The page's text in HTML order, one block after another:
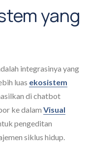
yang
integrasinya yang
luas ekosistem
di chatbot
ke dalam Visual
pengeditan
siklus hidup.